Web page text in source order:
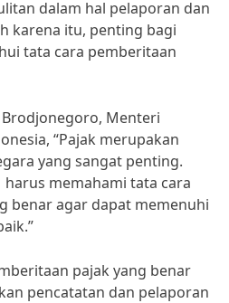
dalam hal pelaporan dan
karena itu, penting bagi
tata cara pemberitaan
Brodjonegoro, Menteri
“Pajak merupakan
yang sangat penting.
memahami tata cara
benar agar dapat memenuhi
pajak yang benar
pencatatan dan pelaporan